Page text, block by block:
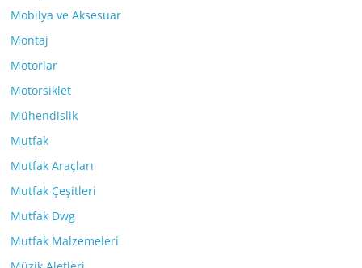
Mobilya ve Aksesuar
Montaj
Motorlar
Motorsiklet
Mühendislik
Mutfak
Mutfak Araçları
Mutfak Çeşitleri
Mutfak Dwg
Mutfak Malzemeleri